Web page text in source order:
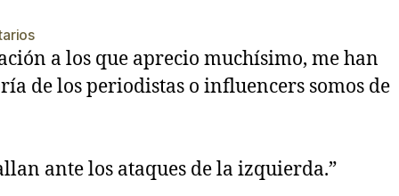
en
La
izquierda
jode
que
a los que aprecio muchísimo, me han
de los periodistas o influencers somos de
ante los ataques de la izquierda.”